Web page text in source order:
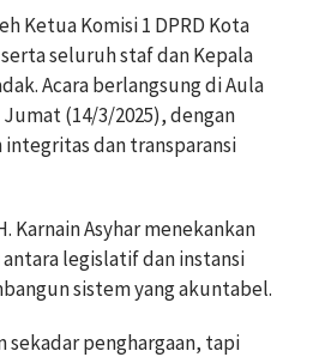
Ketua Komisi 1 DPRD Kota
seluruh staf dan Kepala
Acara berlangsung di Aula
(14/3/2025), dengan
dan transparansi
Karnain Asyhar menekankan
legislatif dan instansi
sistem yang akuntabel.
sekadar penghargaan, tapi